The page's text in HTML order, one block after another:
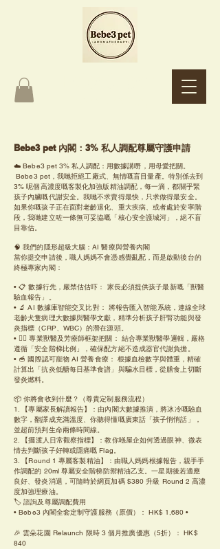
Bebe3 pet 內閣：3% 私人調配尊屬守護申請
☁️ Bebe3 pet 3% 私人調配：用數據講嘢，用母愛把關。
Bebe3 pet，我哋拒絕工廠式、無情嘅盲目量產。特別係去到
3% 呢個高濃度嘅客製化加強版精油調配，每一滴，都關乎緊
孩子內臟嘅代謝安全。我哋不求賣得最快，只求做得最安全。
如果你嘅孩子正在面對老齡退化、重大疾病、或者處於安寧階
段，我哋建立咗一條無可妥協嘅「核心安全護城河」，絕不盲
目靠估。
🧠 我們的隱形超級大腦：AI 醫療與營養內閣
當你提交申請後，職人媽媽不會憑感覺亂配，而是啟動後台的
終極專家內閣：
• 📋 數據行先，嚴禁估估吓： 家長必須提供孩子最新嘅「獸醫
驗血報告」。
• 🔬 AI 數據庫智能交叉比對： 將報告匯入智能系統，連線全球
老齡犬隻病理大數據與醫學文獻，精準分析孩子肝腎功能與發
炎指標（CRP、WBC）的潛在源頭。
• 👨‍⚕️ 專業獸醫及芳療師框架把關： 結合專業獸醫學邏輯，嚴格
遵循「安全階梯比例」，確保配方絕不造成器官代謝負擔。
• 🥣 國際認可寵物 AI 營養食療： 根據血檢數字與體重，精確
計算出「抗炎低醣每日基準食譜」與騙水目標，從膳食上切斷
發炎燃料。
📦 你將會收到什麼？（尊貴定制服務流程）
1. 【專屬家長解讀報告】：由內閣大數據推演，將冰冷嘅驗血
數字，翻譯成充滿溫度、你聽得懂嘅廣東話「孩子悄悄話」，
並超前預判生命兩條時間線。
2. 【擺渡人日常觀察指標】：教你喺屋企如何透過眼神、微表
情去判斷孩子好轉或隱痛嘅 Flag。
3. 【Round 1 專屬客製精油】：由職人媽媽根據報告，親手手
作調配的 20ml 尊屬安全階梯防禦精油乙支。一星期後若適應
良好、發炎消退，可隨時於網頁加碼 $380 升級 Round 2 高濃
度加強理療油。
🏷️ 諮詢及尊屬調配費用
• Bebe3 內閣全套定制守護服務（原價）： HK$ 1,680 •
🎉 雲朵花園 Relaunch 限時 3 個月推廣優惠（5折）： HK$
840